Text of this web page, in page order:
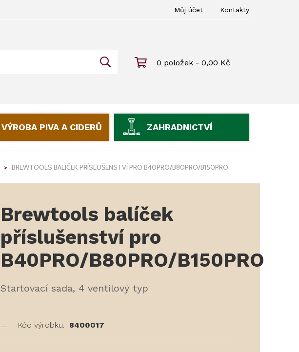
Můj účet Kontakty
0 položek - 0,00 Kč
VÝROBA PIVA A CIDERŮ ZAHRADNICTVÍ
BREWTOOLS BALÍČEK PŘÍSLUŠENSTVÍ PRO B40PRO/B80PRO/B150PRO
Brewtools balíček
příslušenství pro
B40PRO/B80PRO/B150PRO
Startovací sada, 4 ventilový typ
Kód výrobku: 8400017